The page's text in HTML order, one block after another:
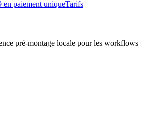
paiement uniqueTarifs
pré-montage locale pour les workflows